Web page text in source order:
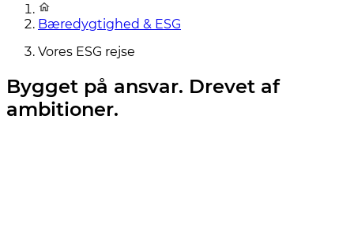
Bæredygtighed & ESG
Vores ESG rejse
Bygget på ansvar. Drevet af
ambitioner.